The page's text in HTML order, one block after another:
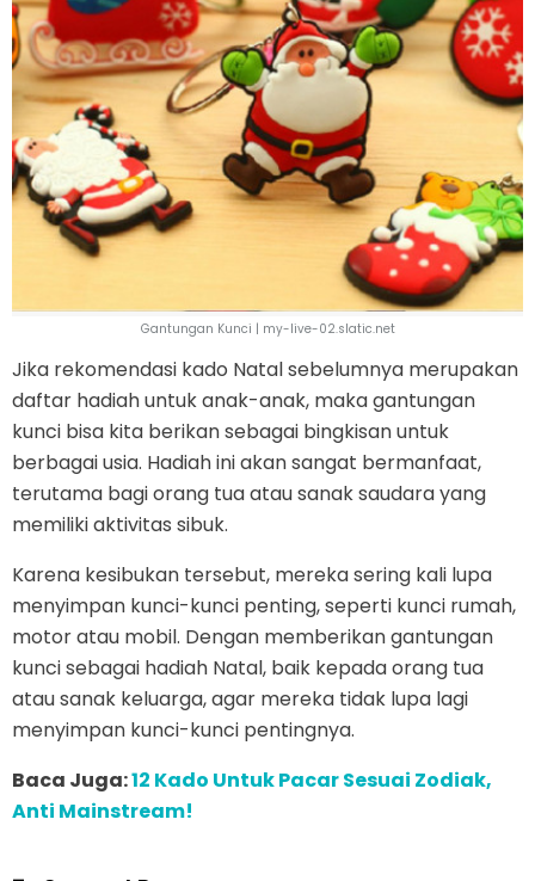
Gantungan Kunci | my-live-02.slatic.net
Jika rekomendasi kado Natal sebelumnya merupakan
daftar hadiah untuk anak-anak, maka gantungan
kunci bisa kita berikan sebagai bingkisan untuk
berbagai usia. Hadiah ini akan sangat bermanfaat,
terutama bagi orang tua atau sanak saudara yang
memiliki aktivitas sibuk.
Karena kesibukan tersebut, mereka sering kali lupa
menyimpan kunci-kunci penting, seperti kunci rumah,
motor atau mobil. Dengan memberikan gantungan
kunci sebagai hadiah Natal, baik kepada orang tua
atau sanak keluarga, agar mereka tidak lupa lagi
menyimpan kunci-kunci pentingnya.
Baca Juga:12 Kado Untuk Pacar Sesuai Zodiak,
Anti Mainstream!